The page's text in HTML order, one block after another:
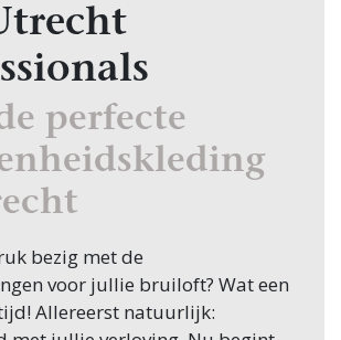
perfecte
bezig met de
voor jullie bruiloft? Wat een
Allereerst natuurlijk: